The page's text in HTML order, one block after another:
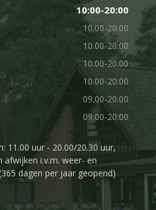
10:00-20:00
10.00-20:00
10.00-20:00
10.00-20:00
10.00-20:00
09.00-20:00
09.00-20:00
11.00 uur - 20.00/20.30 uur,
afwijken i.v.m. weer- en
dagen per jaar geopend)